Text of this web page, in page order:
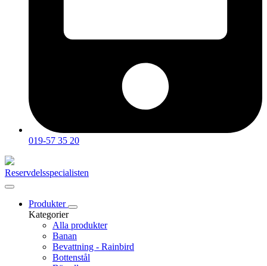
019-57 35 20
Reservdelsspecialisten
Produkter
Kategorier
Alla produkter
Banan
Bevattning - Rainbird
Bottenstål